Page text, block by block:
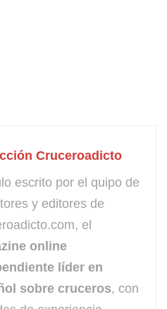
Cruceroadicto
escrito por el quipo de
y editores de
el
online
líder en
sobre cruceros, con